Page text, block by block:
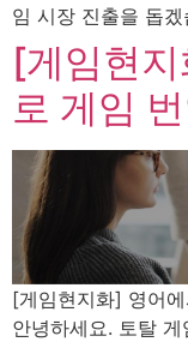
임 시장 진출을 돕겠
[게임현
로 게임
[게임현지화] 영어
안녕하세요. 토탈